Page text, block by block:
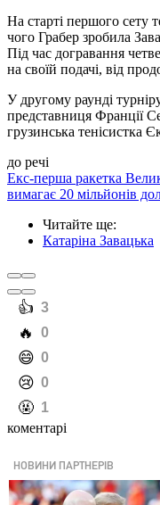
На старті першого сету
чого Грабер зробила
Під час догравання
на своїй подачі, від
У другому раунді
представниця Франції
грузинська тенісистка
до речі
Екс-перша ракетка
вимагає 20 мільйонів
Читайте ще:
Катаріна Завацька
️👍 3
️🔥 0
️😄 0
️😢 0
️🤬 1
коментарі